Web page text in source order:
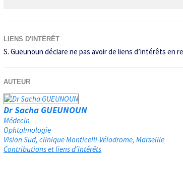
LIENS D'INTÉRÊT
S. Gueunoun déclare ne pas avoir de liens d’intérêts en
AUTEUR
Dr Sacha GUEUNOUN
Médecin
Ophtalmologie
Vision Sud, clinique Monticelli-Vélodrome Marseille
Contributions et liens d’intérêts